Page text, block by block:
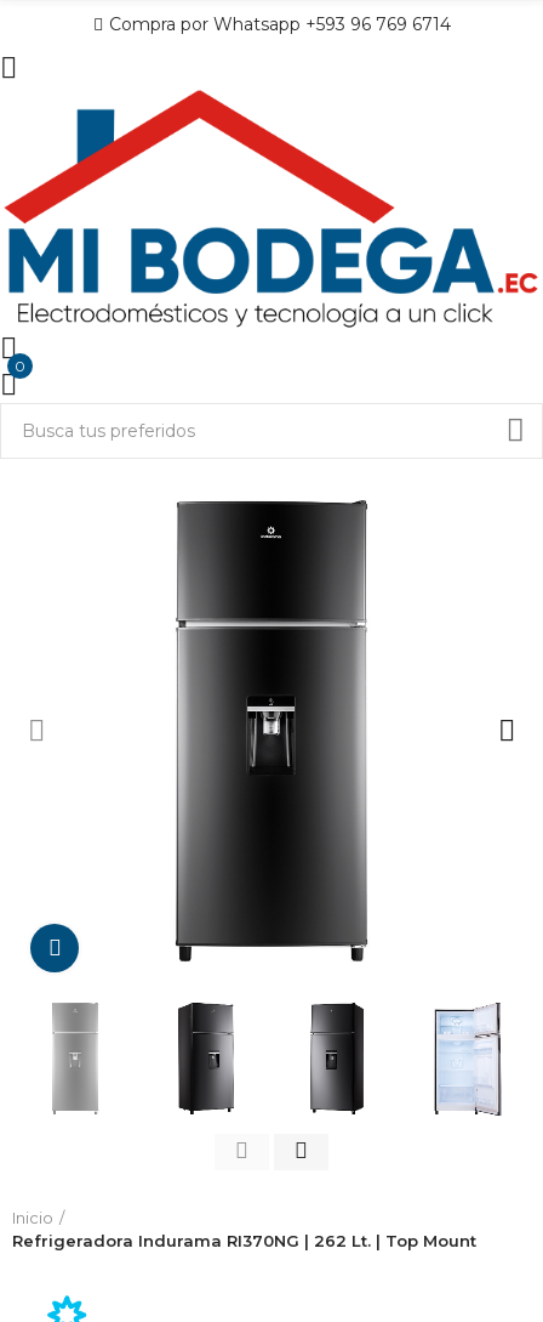
Compra por Whatsapp +593 96 769 6714
0
Da click para agrandar
Inicio
Refrigeradora Indurama RI370NG | 262 Lt. | Top Mount